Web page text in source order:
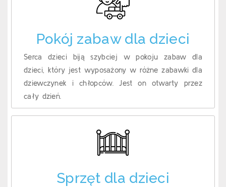
Pokój zabaw dla dzieci
Serca dzieci biją szybciej w pokoju zabaw dla
dzieci, który jest wyposażony w różne zabawki dla
dziewczynek i chłopców. Jest on otwarty przez
cały dzień.
Sprzęt dla dzieci